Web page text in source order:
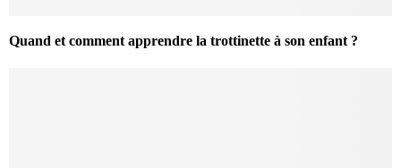
Quand et comment apprendre la trottinette à son enfant ?